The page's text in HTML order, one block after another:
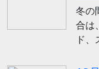
冬の
合は
ド、